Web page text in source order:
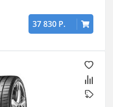
37 830 Р.